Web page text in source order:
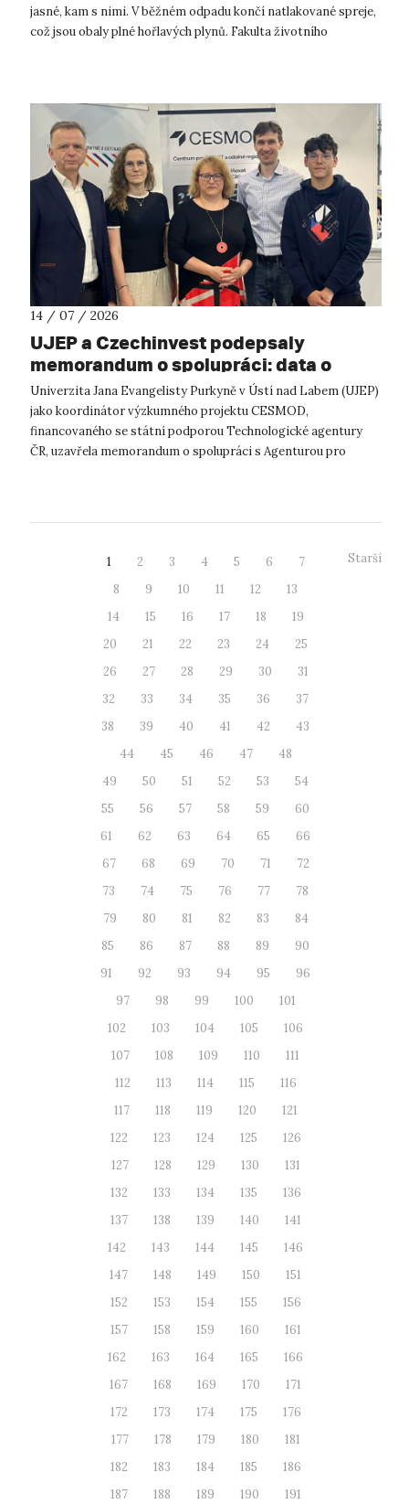
jasné, kam s nimi. V běžném odpadu končí natlakované spreje,
což jsou obaly plné hořlavých plynů. Fakulta životního
14 / 07 / 2026
UJEP a Czechinvest podepsaly
memorandum o spolupráci: data o
podnikatelském prostředí posílí
výzkum CESMOD
Univerzita Jana Evangelisty Purkyně v Ústí nad Labem (UJEP)
jako koordinátor výzkumného projektu CESMOD,
financovaného se státní podporou Technologické agentury
ČR, uzavřela memorandum o spolupráci s Agenturou pro
1 2 3 4 5 6
7
8
9 10 11 12
13
14
15 16 17 18
19
20
21 22 23 24
25
26
27 28 29 30
31
32
33 34 35 36
37
38
39 40 41 42
43
44
45 46 47
48
49
50 51 52 53
54
55
56 57 58 59
60
61
62 63 64 65
66
67
68 69 70 71
72
73
74 75 76 77
78
79
80 81 82 83
84
85
86 87 88 89
90
91
92 93 94 95
96
97
98 99 100
101
102
103 104 105
106
107
108 109 110
111
112
113 114 115
116
117
118 119 120
121
122
123 124 125
126
127
128 129 130
131
132
133 134 135
136
137
138 139 140
141
142
143 144 145
146
147
148 149 150
151
152
153 154 155
156
157
158 159 160
161
162
163 164 165
166
167
168 169 170
171
172
173 174 175
176
177
178 179 180
181
182
183 184 185
186
187
188 189 190
191
Starší